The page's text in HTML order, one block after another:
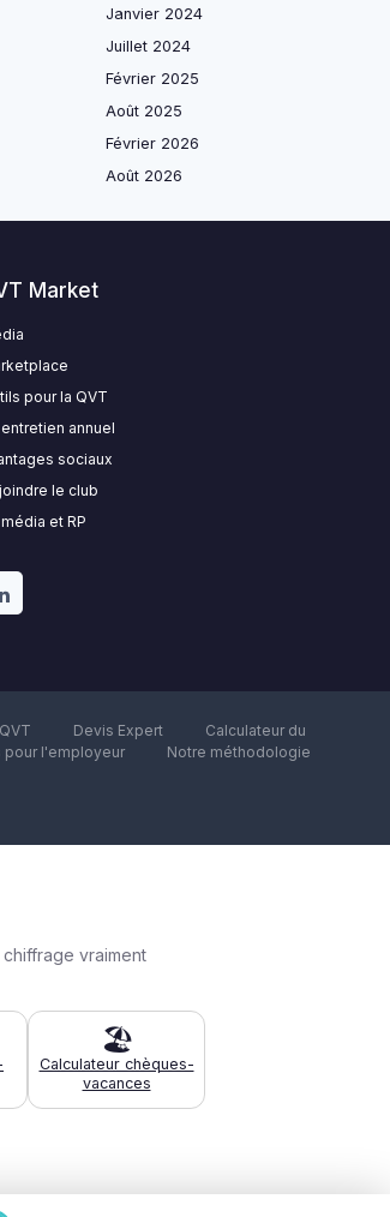
Janvier 2024
Juillet 2024
Février 2025
Août 2025
Février 2026
Août 2026
Market
pour la QVT
annuel
sociaux
le club
et RP
Devis Expert
Calculateur du
pour l'employeur
Notre méthodologie
vraiment
🏖️
Calculateur chèques-
vacances